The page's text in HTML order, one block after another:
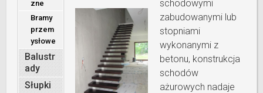
schodowymi
zabudowanymi lub
stopniami
wykonanymi z
betonu, konstrukcja
schodów
ażurowych nadaje
zne
Bramy
przem
ysłowe
Balustr
ady
Słupki